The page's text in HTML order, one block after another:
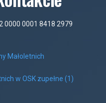
0000 0001 8418 2979
Małoletnich
w OSK zupełne (1)